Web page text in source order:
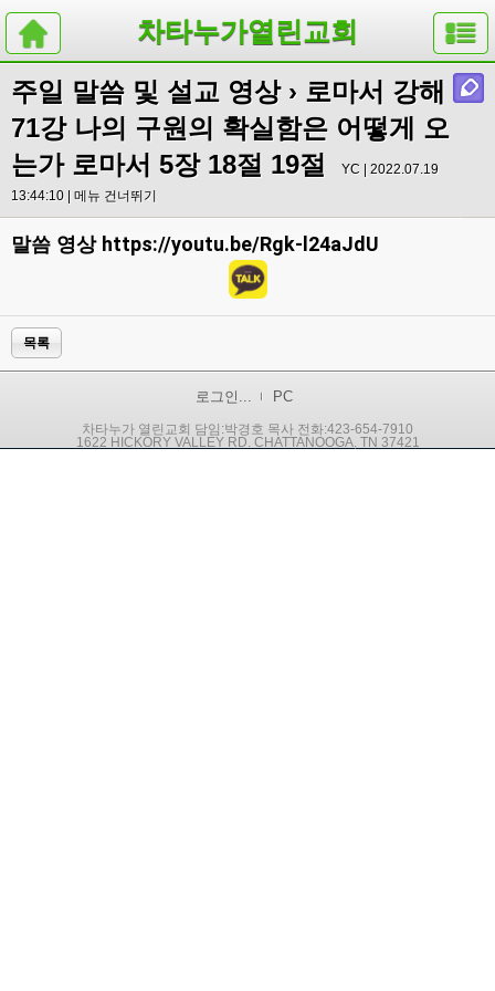
차타누가열린교회
주일 말씀 및 설교 영상› 로마서 강해
71강 나의 구원의 확실함은 어떻게 오
는가 로마서 5장 18절 19절
YC | 2022.07.19
13:44:10 | 메뉴 건너뛰기
말씀 영상 https://youtu.be/Rgk-l24aJdU
목록
로그인... PC
차타누가 열린교회 담임:박경호 목사 전화:423-654-7910
1622 HICKORY VALLEY RD. CHATTANOOGA, TN 37421